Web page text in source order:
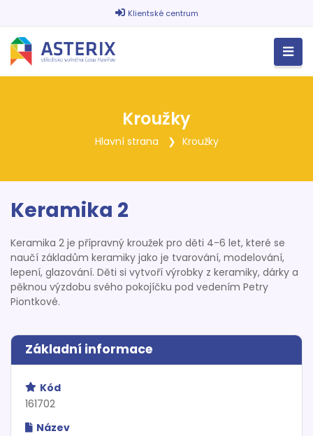
Klientské centrum
Kroužky
Hlavní strana Kroužky
Keramika 2
Keramika 2 je přípravný kroužek pro děti 4-6 let, které se
naučí základům keramiky jako je tvarování, modelování,
lepení, glazování. Děti si vytvoří výrobky z keramiky, dárky a
pěknou výzdobu svého pokojíčku pod vedením Petry
Piontkové.
Základní informace
Kód
161702
Název